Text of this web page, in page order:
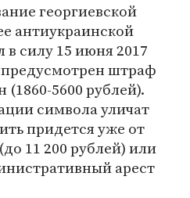
георгиевской
антиукраинской
силу 15 июня 2017
штраф
(1860-5600 рублей).
символа уличат
придется уже от
11 200 рублей) или
арест